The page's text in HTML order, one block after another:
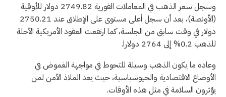
وسجل سعر الذهب في المعاملات الفورية 2749.82 دولار للأوقية
(الأونصة)، بعد أن سجل أعلى مستوى على الإطلاق عند 2750.21
دولار في وقت سابق من الجلسة، كما ارتفعت العقود الأمريكية الآجلة
للذهب 0.2% إلى 2764 دولارا.
وعادة ما يكون الذهب وسيلة للتحوط في مواجهة الغموض في
الأوضاع الاقتصادية والجيوسياسية، حيث يعد الملاذ الآمن لمن
يؤثرون السلامة في مثل هذه الأوقات.